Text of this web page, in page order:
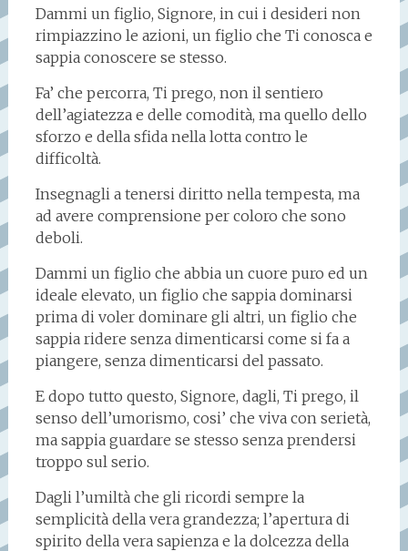
Dammi un figlio, Signore, in cui i desideri non
rimpiazzino le azioni, un figlio che Ti conosca e
sappia conoscere se stesso.
Fa’ che percorra, Ti prego, non il sentiero
dell’agiatezza e delle comodità, ma quello dello
sforzo e della sfida nella lotta contro le
difficoltà.
Insegnagli a tenersi diritto nella tempesta, ma
ad avere comprensione per coloro che sono
deboli.
Dammi un figlio che abbia un cuore puro ed un
ideale elevato, un figlio che sappia dominarsi
prima di voler dominare gli altri, un figlio che
sappia ridere senza dimenticarsi come si fa a
piangere, senza dimenticarsi del passato.
E dopo tutto questo, Signore, dagli, Ti prego, il
senso dell’umorismo, cosi’ che viva con serietà,
ma sappia guardare se stesso senza prendersi
troppo sul serio.
Dagli l’umiltà che gli ricordi sempre la
semplicità della vera grandezza; l’apertura di
spirito della vera sapienza e la dolcezza della